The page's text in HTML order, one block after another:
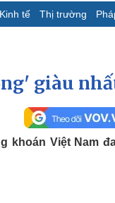
Kinh tế Thị trường
Cuộc sống đó
Hồ sơ
giàu
khoán Việt Nam